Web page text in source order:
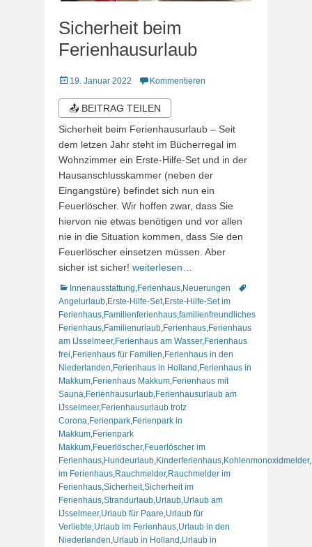
Sicherheit beim
Ferienhausurlaub
Veröffentlicht
19. Januar 2022 Kommentieren
📤 BEITRAG TEILEN
Sicherheit beim Ferienhausurlaub – Seit
dem letzen Jahr steht im Bücherregal im
Wohnzimmer ein Erste-Hilfe-Set und in der
Hausanschlusskammer (neben der
Eingangstüre) befindet sich nun ein
Feuerlöscher. Wir hoffen zwar, dass Sie
hiervon nie etwas benötigen und vor allen
nie in die Situation kommen, dass Sie den
Feuerlöscher einsetzen müssen. Aber
sicher ist sicher! weiterlesen…
Kategorien
Innenausstattung Ferienhaus Neuerungen
Schlagworte
Angelurlaub Erste-Hilfe-Set, Erste-Hilfe-Set im
Ferienhaus Familienferienhaus familienfreundliches
Ferienhaus Familienurlaub Ferienhaus Ferienhaus
am IJsselmeer, Ferienhaus am Wasser, Ferienhaus
frei Ferienhaus für Familien Ferienhaus in den
Niederlanden Ferienhaus in Holland Ferienhaus in
Makkum Ferienhaus Makkum Ferienhaus mit
Sauna Ferienhausurlaub Ferienhausurlaub am
IJsselmeer, Ferienhausurlaub trotz
Corona Ferienpark Ferienpark in
Makkum Ferienpark
Makkum Feuerlöscher, Feuerlöscher im
Ferienhaus Hundeurlaub Kinderferienhaus Kohlenmonoxidmelder,
im Ferienhaus Rauchmelder, Rauchmelder im
Ferienhaus Sicherheit,Sicherheit im
Ferienhaus Strandurlaub Urlaub Urlaub am
IJsselmeer, Urlaub für Paare Urlaub für
Verliebte Urlaub im Ferienhaus Urlaub in den
Niederlanden Urlaub in Holland Urlaub in